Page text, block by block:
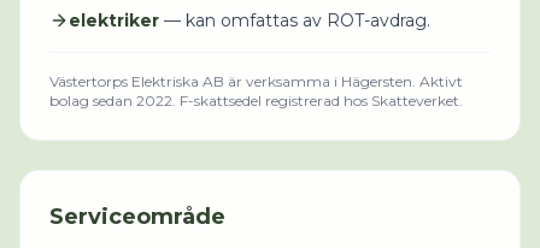
elektriker — kan omfattas av ROT-avdrag.
Västertorps Elektriska AB är verksamma i Hägersten. Aktivt
bolag sedan 2022. F-skattsedel registrerad hos Skatteverket.
Serviceområde